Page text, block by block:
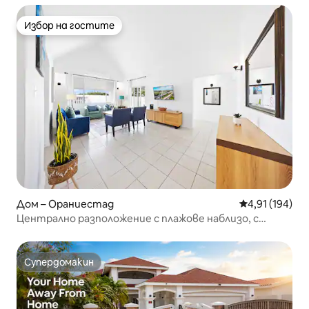
Избор на гостите
Избор на гостите
Дом – Ораниестад Средна
4,91 (194)
Централно разположение с плажове наблизо, с
Супердомакин
Супердомакин